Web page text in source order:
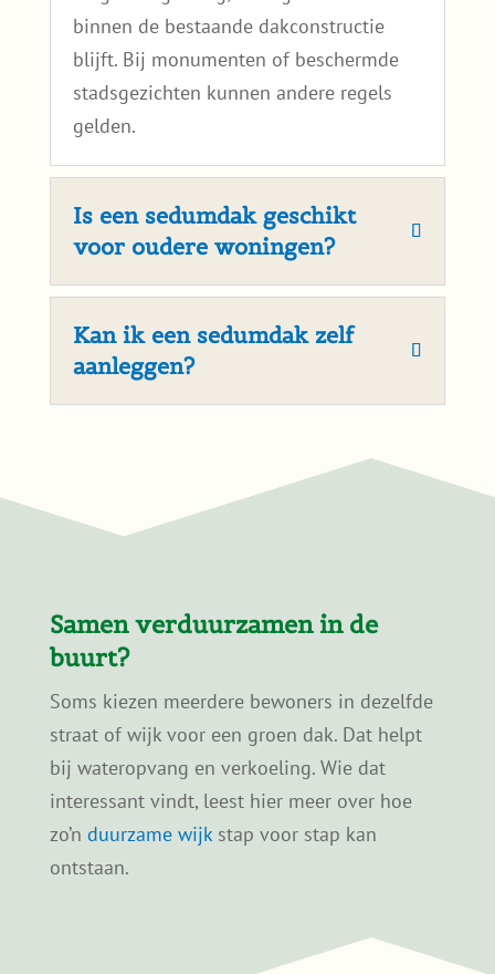
Veel gestelde vragen over
sedumdaken in Schiedam:
Heb ik in Schiedam een
vergunning nodig voor
een sedumdak?
In de meeste gevallen is geen
vergunning nodig, zolang het sedumdak
binnen de bestaande dakconstructie
stadsgezichten kunnen andere regels
voor oudere woningen?
Kan ik een sedumdak zelf
aanleggen?